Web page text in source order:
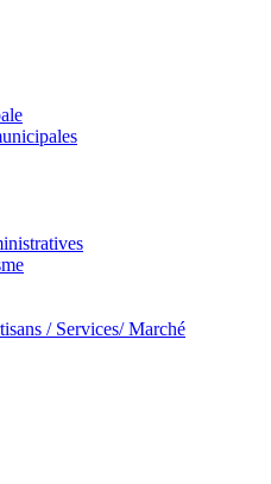
/ Services/ Marché